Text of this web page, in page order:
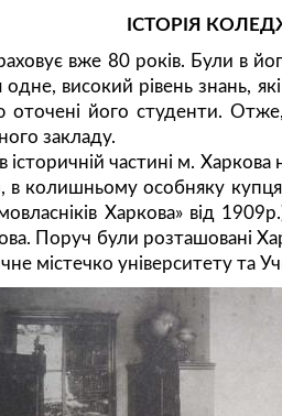
ІСТОРІЯ
вже 80 років. Були в
високий рівень знань,
його студенти.
закладу.
частині м.
колишньому особняку купця
Харкова» від
Поруч були розташовані
містечко університету та